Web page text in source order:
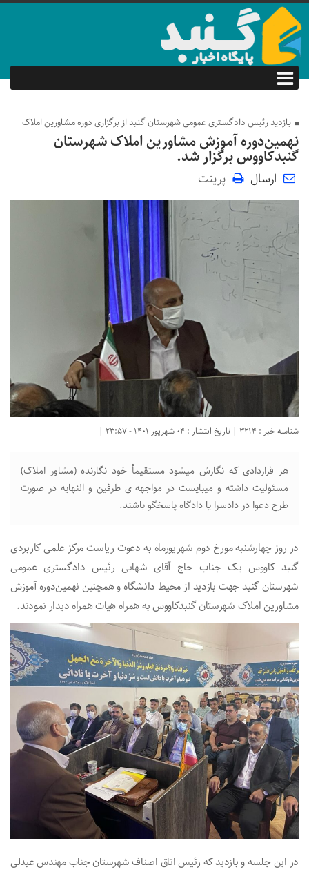
بازدید رئیس دادگستری عمومی شهرستان گنبد از برگزاری دوره مشاورین املاک
نهمین‌دوره آموزش مشاورین املاک شهرستان
گنبدکاووس برگزار شد.
ارسال پرینت
شناسه خبر : 3214 | تاریخ انتشار : 04 شهریور 1401 - 23:57 |
هر قراردادی که نگارش میشود مستقیمأ خود نگارنده (مشاور املاک)
مسئولیت داشته و میبایست در مواجهه ی طرفین و النهایه در صورت
طرح دعوا در دادسرا یا دادگاه پاسخگو باشند.
در روز چهارشنبه مورخ دوم شهریورماه به دعوت ریاست مرکز علمی کاربردی
گنبد کاووس یک جناب حاج آقای شهابی رئیس دادگستری عمومی
شهرستان گنبد جهت بازدید از محیط دانشگاه و همچنین نهمین‌دوره آموزش
مشاورین املاک شهرستان گنبدکاووس به همراه هیات همراه دیدار نمودند.
در این جلسه و بازدید که رئیس اتاق اصناف شهرستان جناب مهندس عبدلی